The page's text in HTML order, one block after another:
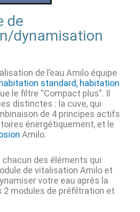
de
dynamisation
de l’eau Amilo équipe
standard, habitation
le filtre “Compact plus”. Il
distinctes : la cuve, qui
de 4 principes actifs
énergétiquement, et le
Amilo.
chacun des éléments qui
de vitalisation Amilo et
votre eau après la
2 modules de préfiltration et